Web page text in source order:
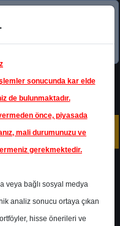
sonucunda kar elde
de bulunmaktadır.
önce, piyasada
mali durumunuzu ve
gerekmektedir.
veya bağlı sosyal medya
analiz sonucu ortaya çıkan
hisse önerileri ve